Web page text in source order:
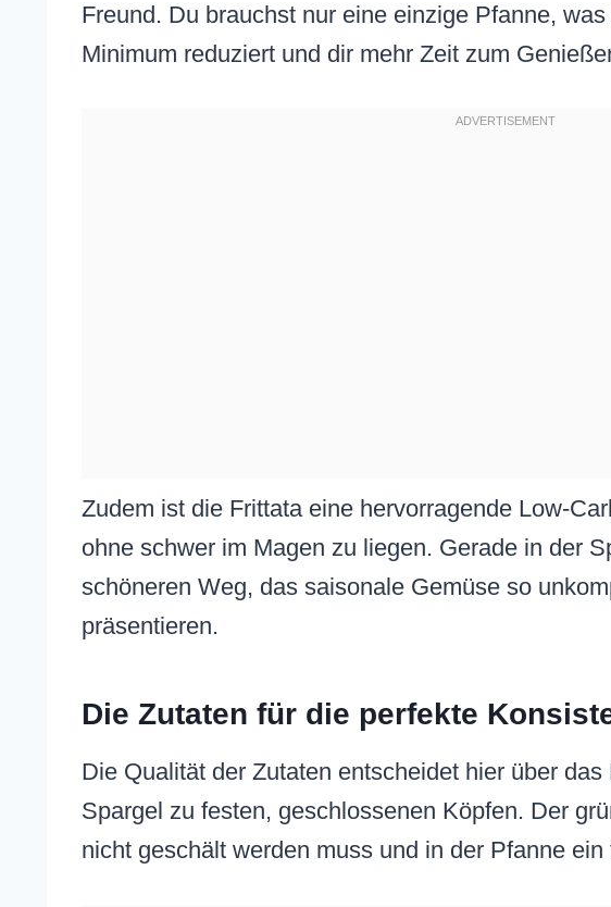
Freund. Du brauchst nur eine einzige Pfanne,
Minimum reduziert und dir mehr Zeit zum
Zudem ist die Frittata eine hervorragende Low-
ohne schwer im Magen zu liegen. Gerade in der
schöneren Weg, das saisonale Gemüse so
präsentieren.
Die Zutaten für die perfekte
Die Qualität der Zutaten entscheidet hier über
Spargel zu festen, geschlossenen Köpfen. Der
nicht geschält werden muss und in der Pfanne